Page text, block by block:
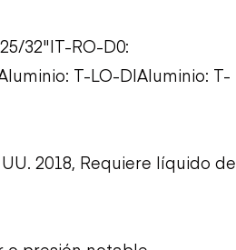
32"|T-RO-D0:
T-LO-D|Aluminio: T-
2018, Requiere líquido de